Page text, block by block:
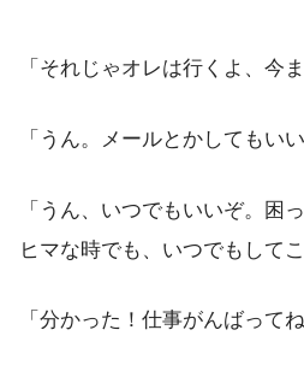
「それじゃオレは行くよ、今
「うん。メールとかしてもいい
「うん、いつでもいいぞ。困
ヒマな時でも、いつでもしてこ
「分かった！仕事がんばってね